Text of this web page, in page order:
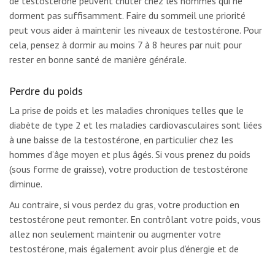
dorment pas suffisamment. Faire du sommeil une priorité
peut vous aider à maintenir les niveaux de testostérone. Pour
cela, pensez à dormir au moins 7 à 8 heures par nuit pour
rester en bonne santé de manière générale.
Perdre du poids
La prise de poids et les maladies chroniques telles que le
diabète de type 2 et les maladies cardiovasculaires sont liées
à une baisse de la testostérone, en particulier chez les
hommes d’âge moyen et plus âgés. Si vous prenez du poids
(sous forme de graisse), votre production de testostérone
diminue.
Au contraire, si vous perdez du gras, votre production en
testostérone peut remonter. En contrôlant votre poids, vous
allez non seulement maintenir ou augmenter votre
testostérone, mais également avoir plus d’énergie et de